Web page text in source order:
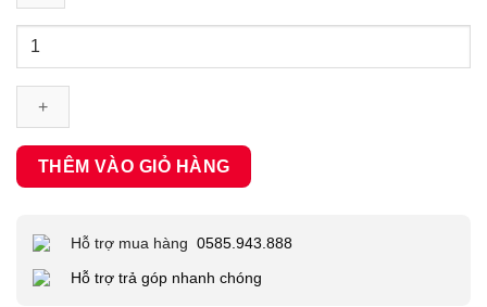
Thẻ
SDHC
SanDisk
32GB
100MB/s
lượng
THÊM VÀO GIỎ HÀNG
Hỗ trợ mua hàng 0585.943.888
Hỗ trợ trả góp nhanh chóng